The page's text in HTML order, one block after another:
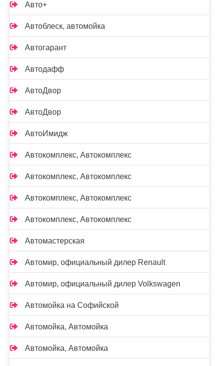
Авто+
Автоблеск, автомойка
Автогарант
Автодафф
АвтоДвор
АвтоДвор
АвтоИмидж
Автокомплекс, Автокомплекс
Автокомплекс, Автокомплекс
Автокомплекс, Автокомплекс
Автокомплекс, Автокомплекс
Автомастерская
Автомир, официальный дилер Renault
Автомир, официальный дилер Volkswagen
Автомойка на Софийской
Автомойка, Автомойка
Автомойка, Автомойка